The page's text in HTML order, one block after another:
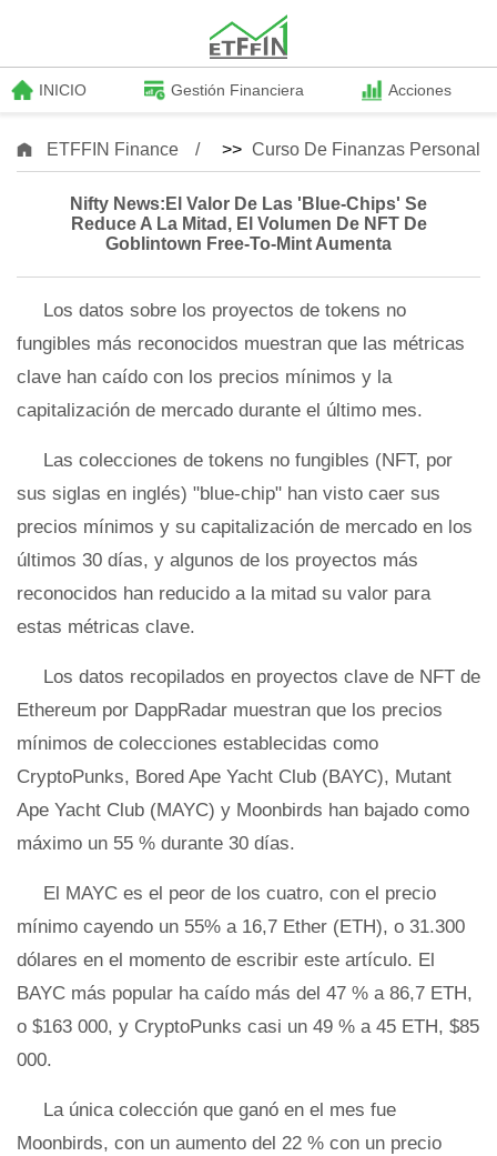
INICIO Gestión Financiera Acciones
ETFFIN Finance >> Curso De Finanzas
Nifty News:El Valor De Las 'Blue-Chips' Se
Reduce A La Mitad, El Volumen De NFT De
Goblintown Free-To-Mint Aumenta
Los datos sobre los proyectos de tokens no
fungibles más reconocidos muestran que las métricas
clave han caído con los precios mínimos y la
capitalización de mercado durante el último mes.
Las colecciones de tokens no fungibles (NFT, por
sus siglas en inglés) "blue-chip" han visto caer sus
precios mínimos y su capitalización de mercado en los
últimos 30 días, y algunos de los proyectos más
reconocidos han reducido a la mitad su valor para
estas métricas clave.
Los datos recopilados en proyectos clave de NFT de
Ethereum por DappRadar muestran que los precios
mínimos de colecciones establecidas como
CryptoPunks, Bored Ape Yacht Club (BAYC), Mutant
Ape Yacht Club (MAYC) y Moonbirds han bajado como
máximo un 55 % durante 30 días.
El MAYC es el peor de los cuatro, con el precio
mínimo cayendo un 55% a 16,7 Ether (ETH), o 31.300
dólares en el momento de escribir este artículo. El
BAYC más popular ha caído más del 47 % a 86,7 ETH,
o $163 000, y CryptoPunks casi un 49 % a 45 ETH, $85
000.
La única colección que ganó en el mes fue
Moonbirds, con un aumento del 22 % con un precio